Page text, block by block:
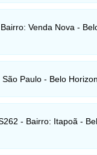
Venda Nova -
Paulo - Belo
- Bairro: Itapoã -